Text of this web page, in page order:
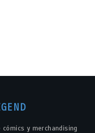
y merchandising